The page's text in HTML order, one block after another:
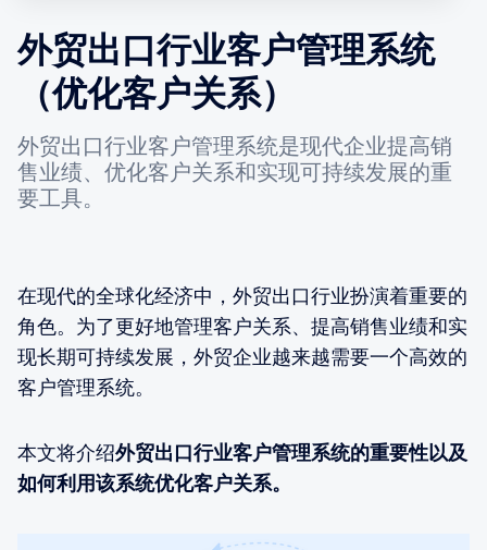
外贸出口行业客户管理系统
（优化客户关系）
外贸出口行业客户管理系统是现代企业提高销
售业绩、优化客户关系和实现可持续发展的重
要工具。
在现代的全球化经济中，外贸出口行业扮演着重要的
角色。为了更好地管理客户关系、提高销售业绩和实
现长期可持续发展，外贸企业越来越需要一个高效的
客户管理系统。
本文将介绍外贸出口行业客户管理系统的重要性以及
如何利用该系统优化客户关系。